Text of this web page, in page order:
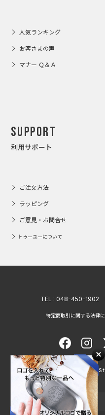
人気ランキング
お客さまの声
マナー Ｑ＆Ａ
Support
利用サポート
ご注文方法
ラッピング
ご意見・お問合せ
トゥーユーについて
TEL : 048-450-1902
特定商取引に関する法律
Copyright © 1998 - 2026